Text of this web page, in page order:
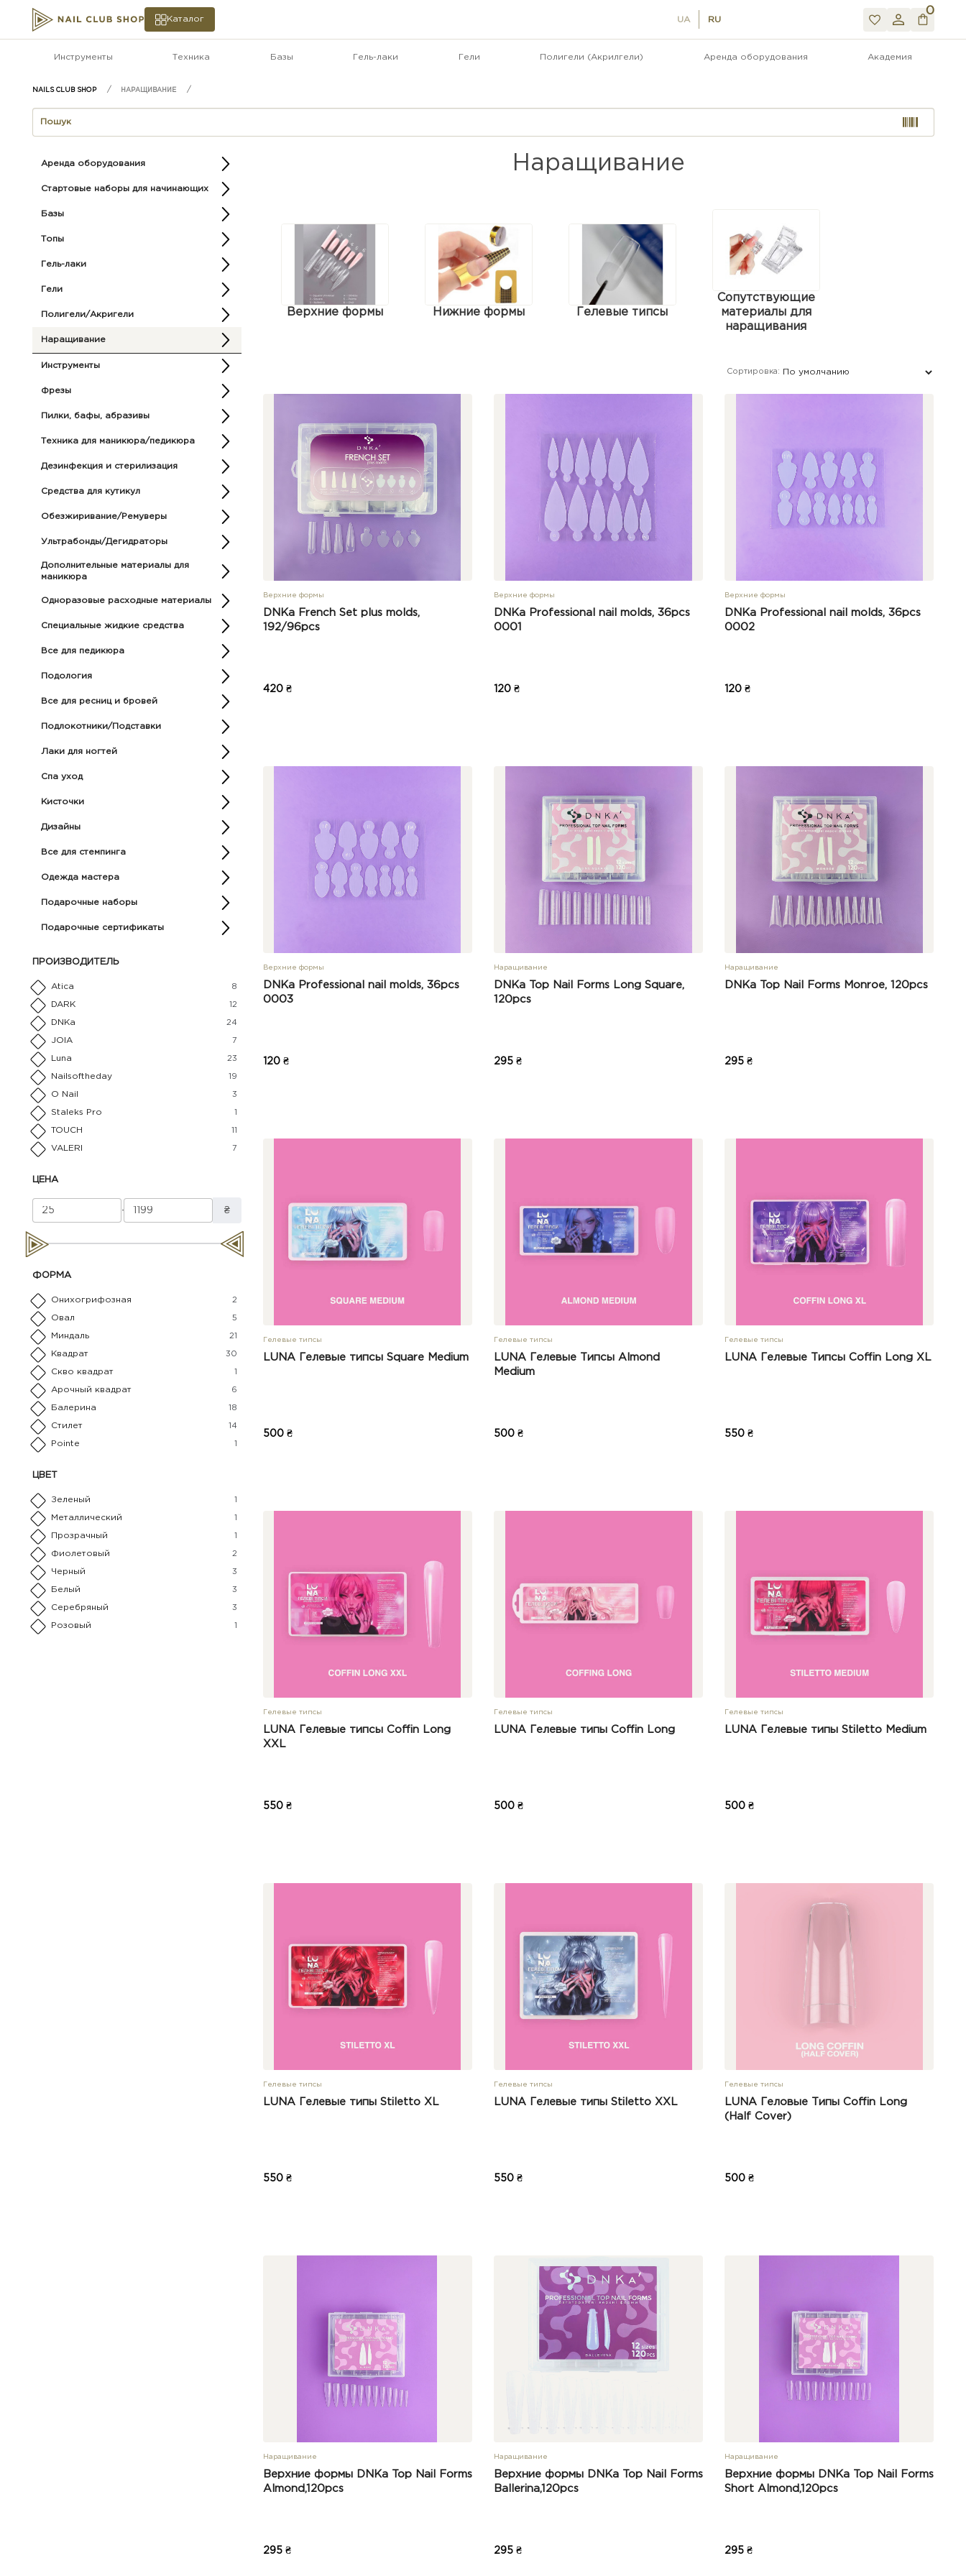
Каталог UA RU
0
Инструменты Техника Базы Гель-лаки Гели Полигели (Акрилгели) Аренда оборудования Академия
НАРАЩИВАНИЕ
Аренда оборудования
Стартовые наборы для начинающих
Базы
Топы
Гель-лаки
Гели
Полигели/Акригели
Наращивание
Инструменты
Фрезы
Пилки, бафы, абразивы
Техника для маникюра/педикюра
Дезинфекция и стерилизация
Средства для кутикул
Обезжиривание/Ремуверы
Ультрабонды/Дегидраторы
Дополнительные материалы для
маникюра
Одноразовые расходные материалы
Специальные жидкие средства
Все для педикюра
Подология
Все для ресниц и бровей
Подлокотники/Подставки
Лаки для ногтей
Спа уход
Кисточки
Дизайны
Все для стемпинга
Одежда мастера
Подарочные наборы
Подарочные сертификаты
ПРОИЗВОДИТЕЛЬ
Atica 8
DARK 12
DNKa 24
JOIA 7
Luna 23
Nailsoftheday 19
O Nail 3
Staleks Pro 1
TOUCH 11
VALERI 7
ЦЕНА
- ₴
ФОРМА
Онихогрифозная 2
Овал 5
Миндаль 21
Квадрат 30
Скво квадрат 1
Арочный квадрат 6
Балерина 18
Стилет 14
Pointe 1
ЦВЕТ
Зеленый 1
Металлический 1
Прозрачный 1
Фиолетовый 2
Черный 3
Белый 3
Серебряный 3
Розовый 1
Наращивание
Верхние формы Нижние формы Гелевые типсы
Сопутствующие
материалы для
наращивания
Сортировка:
Верхние формы
DNKa French Set plus molds,
192/96pcs
420 ₴
Верхние формы
DNKa Professional nail molds, 36pcs
0001
120 ₴
Верхние формы
DNKa Professional nail molds, 36pcs
0002
120 ₴
Верхние формы
DNKa Professional nail molds, 36pcs
0003
120 ₴
Наращивание
DNKa Top Nail Forms Long Square,
120pcs
295 ₴
Наращивание
DNKa Top Nail Forms Monroe, 120pcs
295 ₴
Гелевые типсы
LUNA Гелевые типcы Square Medium
500 ₴
Гелевые типсы
LUNA Гелевые Типсы Almond
Medium
500 ₴
Гелевые типсы
LUNA Гелевые Типсы Coffin Long XL
550 ₴
Гелевые типсы
LUNA Гелевые типсы Coffin Long
XXL
550 ₴
Гелевые типсы
LUNA Гелевые типы Coffin Long
500 ₴
Гелевые типсы
LUNA Гелевые типы Stiletto Medium
500 ₴
Гелевые типсы
LUNA Гелевые типы Stiletto XL
550 ₴
Гелевые типсы
LUNA Гелевые типы Stiletto XXL
550 ₴
Гелевые типсы
LUNA Геловые Типы Coffin Long
(Half Cover)
500 ₴
Наращивание
Верхние формы DNKa Top Nail Forms
Almond,120pcs
295 ₴
Наращивание
Верхние формы DNKa Top Nail Forms
Ballerina,120pcs
295 ₴
Наращивание
Верхние формы DNKa Top Nail Forms
Short Almond,120pcs
295 ₴